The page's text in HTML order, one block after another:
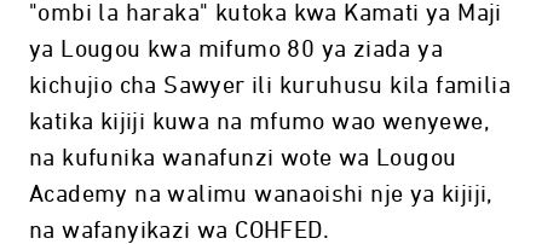
"ombi la haraka" kutoka kwa Kamati ya Maji
ya Lougou kwa mifumo 80 ya ziada ya
kichujio cha Sawyer ili kuruhusu kila familia
katika kijiji kuwa na mfumo wao wenyewe,
na kufunika wanafunzi wote wa Lougou
Academy na walimu wanaoishi nje ya kijiji,
na wafanyikazi wa COHFED.